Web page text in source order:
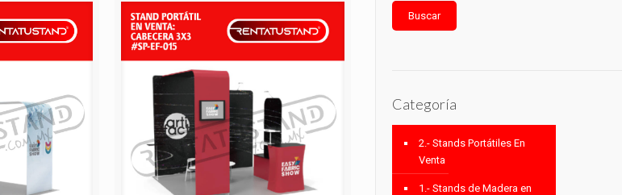
Buscar
Categoría
2.- Stands Portátiles En
Venta
1.- Stands de Madera en